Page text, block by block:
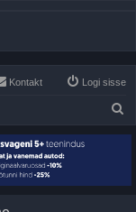
Kontakt Logi sisse